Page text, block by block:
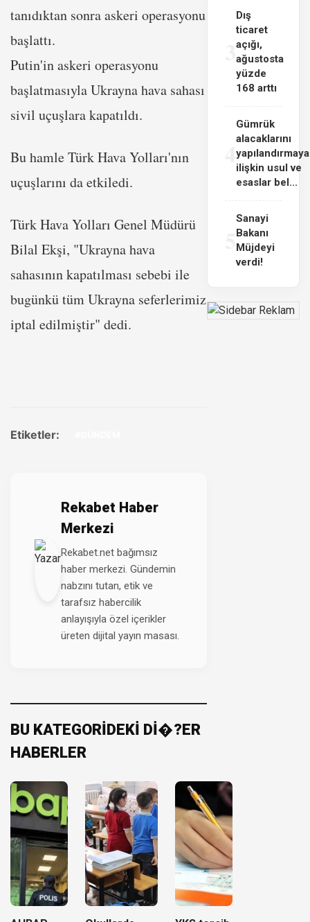
tanıdıktan sonra askeri operasyonu
başlattı.
Putin'in askeri operasyonu
başlatmasıyla Ukrayna hava sahası
sivil uçuşlara kapatıldı.
Bu hamle Türk Hava Yolları'nın
uçuşlarını da etkiledi.
Türk Hava Yolları Genel Müdürü
Bilal Ekşi, "Ukrayna hava
sahasının kapatılması sebebi ile
bugünkü tüm Ukrayna seferlerimiz
iptal edilmiştir" dedi.
Etiketler:
Rekabet Haber
Merkezi
Rekabet.net bağımsız
haber merkezi. Gündemin
nabzını tutan, etik ve
tarafsız habercilik
anlayışıyla özel içerikler
üreten dijital yayın masası.
BU KATEGORİDEKİ Dİ�?ER
HABERLER
3
Dış
ticaret
açığı,
ağustosta
yüzde
168 arttı
4
Gümrük
alacaklarını
yapılandırmaya
ilişkin usul ve
esaslar bel...
Sanayi
Bakanı
Müjdeyi
verdi!